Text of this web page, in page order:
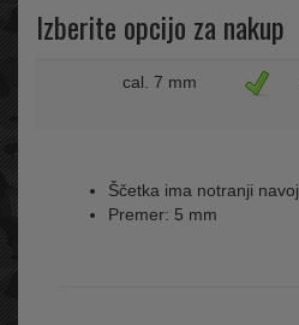
Izberite opcijo za nakup
cal. 7 mm
Ščetka ima notranji navoj.
Premer: 5 mm